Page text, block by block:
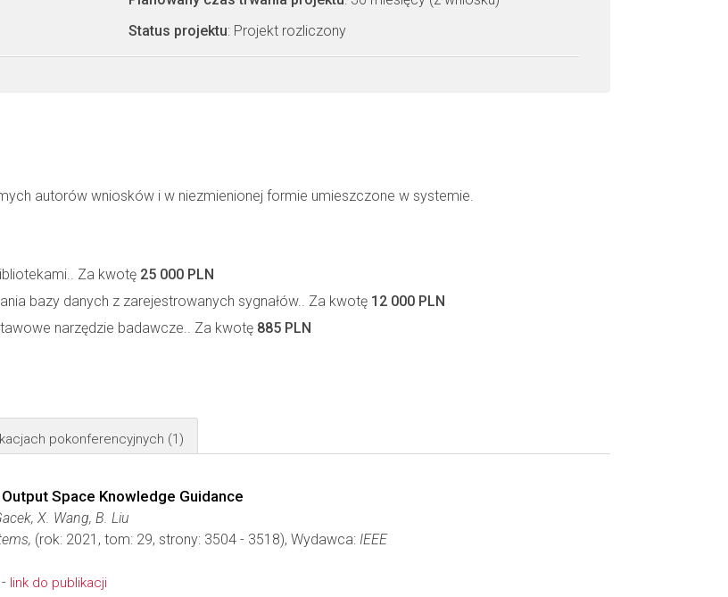
Status projektu: Projekt rozliczony
autorów wniosków i w niezmienionej formie umieszczone w systemie.
Za kwotę 25 000 PLN
bazy danych z zarejestrowanych sygnałów.. Za kwotę 12 000 PLN
narzędzie badawcze.. Za kwotę 885 PLN
pokonferencyjnych (1)
Space Knowledge Guidance
X. Wang, B. Liu
(rok: 2021, tom: 29, strony: 3504 - 3518), Wydawca: IEEE
link do publikacji